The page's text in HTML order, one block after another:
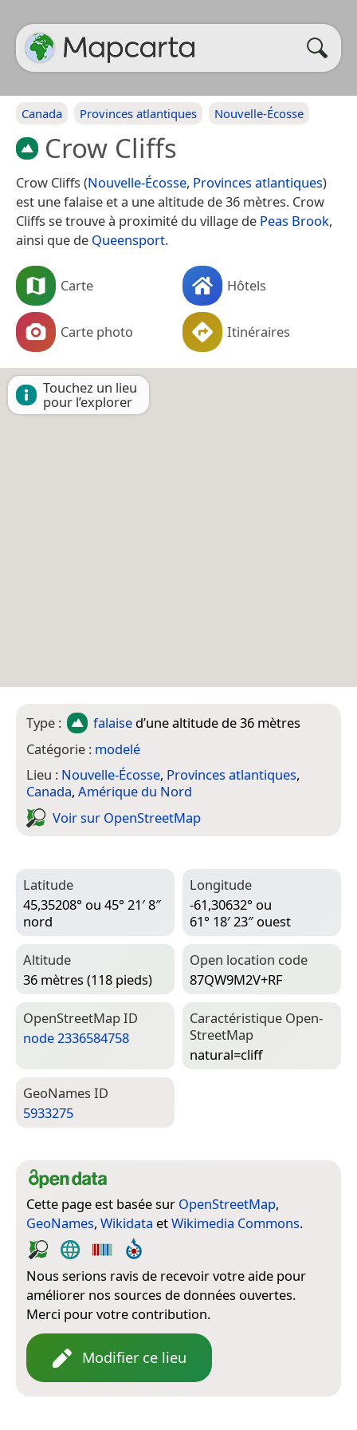
Canada Provinces atlantiques Nouvelle-Écosse
Crow Cliffs
Crow Cliffs (Nouvelle-Écosse, Provinces atlantiques)
est une falaise et a une altitude de 36 mètres. Crow
Cliffs se trouve à proximité du village de Peas Brook,
ainsi que de Queensport.
Carte Hôtels
Carte photo Itinéraires
Touchez un lieu
pour l’explorer
Type : falaise d’une altitude de 36 mètres
Catégorie : modelé
Lieu : Nouvelle-Écosse, Provinces atlantiques,
Canada, Amérique du Nord
Voir sur Open­Street­Map
Latitude
45,35208° ou 45° 21′ 8″
nord
Longitude
-61,30632° ou
61° 18′ 23″ ouest
Altitude
36 mètres (118 pieds)
Open location code
87QW9M2V+RF
Open­Street­Map ID
node 2336584758
Caractéristique Open­
Street­Map
natural=­cliff
Geo­Names ID
5933275
Cette page est basée sur OpenStreetMap,
GeoNames, Wikidata etWikimedia Commons.
Nous serions ravis de recevoir votre aide pour
améliorer nos sources de données ouvertes.
Merci pour votre contribution.
Modifier ce lieu